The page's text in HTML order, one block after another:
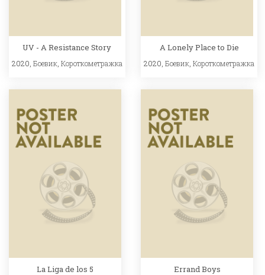
UV - A Resistance Story
2020, Боевик, Короткометражка
A Lonely Place to Die
2020,Боевик ,Короткометражка
La Liga de los 5 Errand Boys